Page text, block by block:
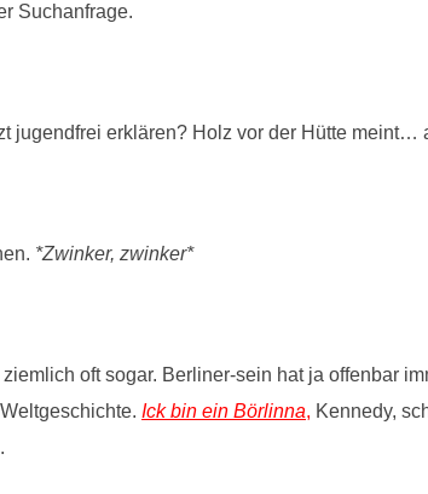
Suchanfrage.
jugendfrei erklären? Holz vor der Hütte meint…
*Zwinker, zwinker*
oft sogar. Berliner-sein hat ja offenbar
Ick bin ein Börlinna, Kennedy,